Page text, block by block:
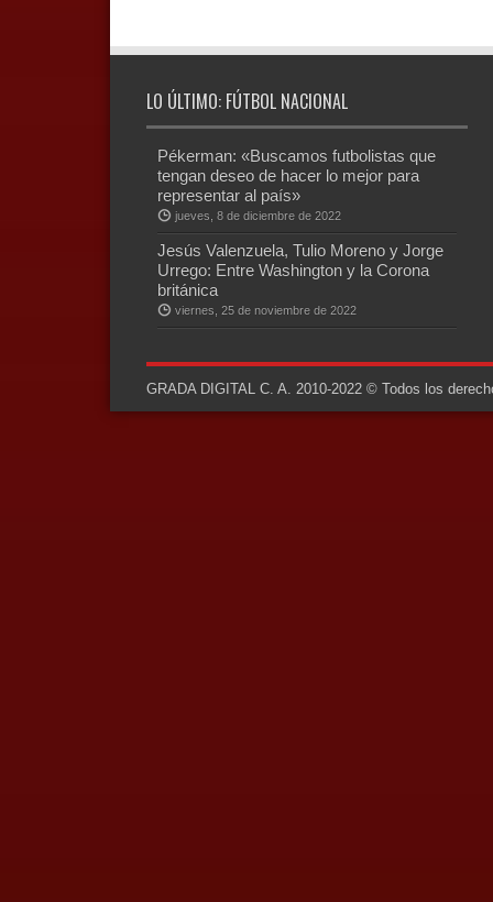
LO ÚLTIMO: FÚTBOL NACIONAL
Pékerman: «Buscamos futbolistas que
tengan deseo de hacer lo mejor para
representar al país»
jueves, 8 de diciembre de 2022
Jesús Valenzuela, Tulio Moreno y Jorge
Urrego: Entre Washington y la Corona
británica
viernes, 25 de noviembre de 2022
GRADA DIGITAL C. A. 2010-2022 © Todos los